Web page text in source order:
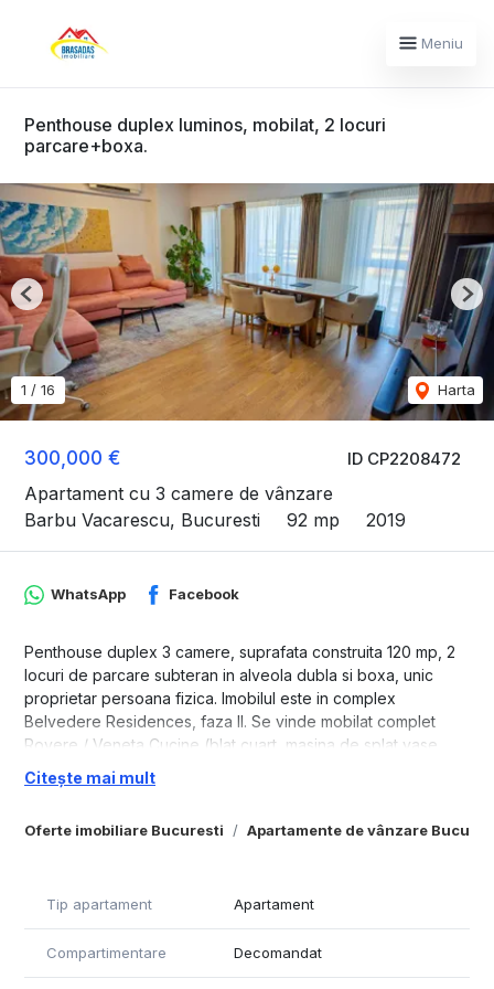
Meniu
Penthouse duplex luminos, mobilat, 2 locuri
parcare+boxa.
ID CP2208472
300,000 €
Apartament cu 3 camere de vânzare
Barbu Vacarescu, Bucuresti
92 mp 2019
1 / 16 Harta
Previous
Oferte imobiliare Bucuresti Apartamente de vânzare
WhatsApp Facebook
Penthouse duplex 3 camere, suprafata construita 120 mp, 2
locuri de parcare subteran in alveola dubla si boxa, unic
proprietar persoana fizica. Imobilul este in complex
Belvedere Residences, faza II. Se vinde mobilat complet
Rovere / Veneta Cucine (blat cuart, masina de splat vase,
masina de spalat rufe combo cu uscator, cuptor AEG, plita
Bosch, frigider side-by-side Gorenje etc.).
Ambele bai au ventilare si geam exterior. Apartamentul are
Apartamentul a fost dotat de nou cu multiple imbunatatiri
aer conditionat triplu-split Daikin cu control wifi, suporti
Citește mai mult
Tip apartament Apartament
Compartimentare Decomandat